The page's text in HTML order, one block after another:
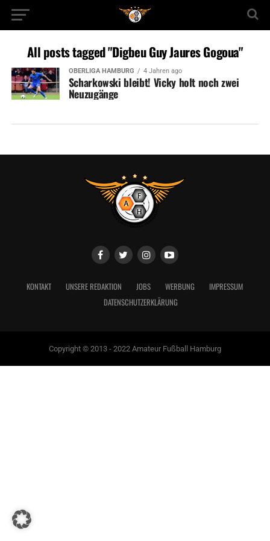
All posts tagged "Digbeu Guy Jaures Gogoua"
OBERLIGA HAMBURG 4 Jahren ago
Scharkowski bleibt! Vicky holt noch zwei
Neuzugänge
KONTAKT UNSERE REDAKTION JOBS WERBUNG
IMPRESSUM
DATENSCHUTZERKLÄRUNG
Copyright © 2013 - 2022 Amateur Fußball Hamburg